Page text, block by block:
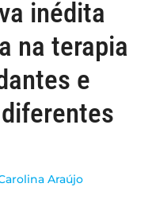
inédita
na terapia
e
Araújo